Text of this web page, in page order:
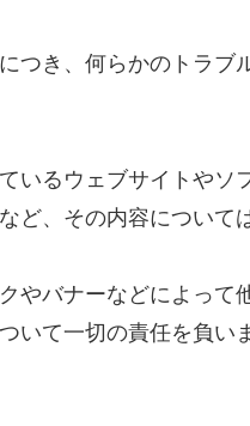
つき、何らかのトラブ
いるウェブサイトやソ
ど、その内容について
やバナーなどによって
いて一切の責任を負い